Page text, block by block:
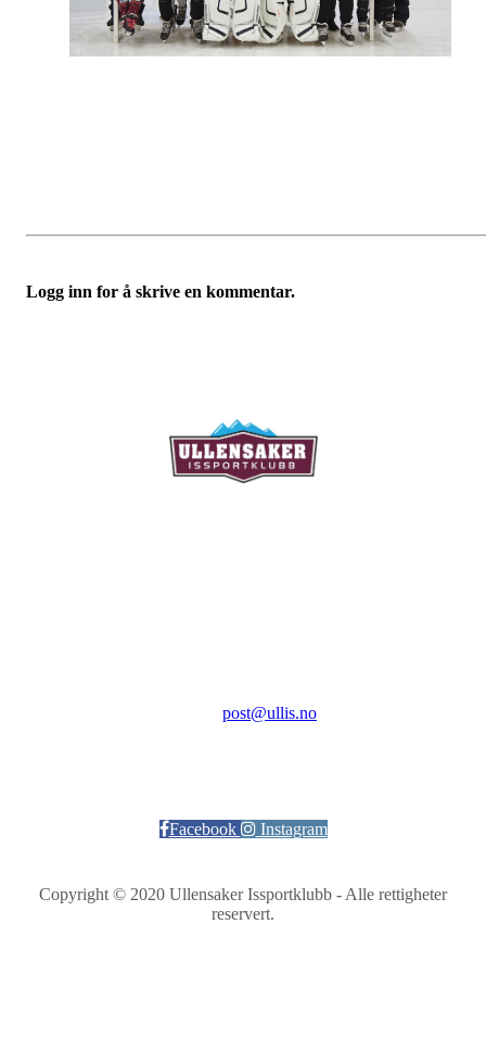
Logg inn for å skrive en kommentar.
post@ullis.no
Facebook Instagram
Copyright © 2020 Ullensaker Issportklubb - Alle rettigheter
reservert.